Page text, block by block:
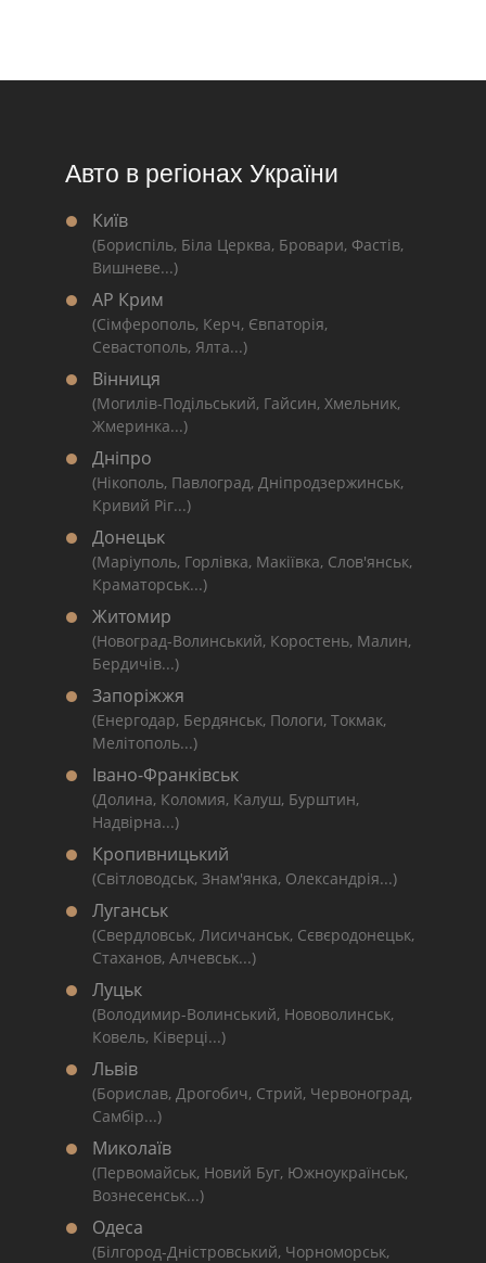
Авто в регіонах України
Київ
(Бориспіль, Біла Церква, Бровари, Фастів,
Вишневе...)
АР Крим
(Сімферополь, Керч, Євпаторія,
Севастополь, Ялта...)
Вінниця
(Могилів-Подільський, Гайсин, Хмельник,
Жмеринка...)
Дніпро
(Нікополь, Павлоград, Дніпродзержинськ,
Кривий Ріг...)
Донецьк
(Маріуполь, Горлівка, Макіївка, Слов'янськ,
Краматорськ...)
Житомир
(Новоград-Волинський, Коростень, Малин,
Бердичів...)
Запоріжжя
(Енергодар, Бердянськ, Пологи, Токмак,
Мелітополь...)
Івано-Франківськ
(Долина, Коломия, Калуш, Бурштин,
Надвірна...)
Кропивницький
(Світловодськ, Знам'янка, Олександрія...)
Луганськ
(Свердловськ, Лисичанськ, Сєвєродонецьк,
Стаханов, Алчевськ...)
Луцьк
(Володимир-Волинський, Нововолинськ,
Ковель, Ківерці...)
Львів
(Борислав, Дрогобич, Стрий, Червоноград,
Самбір...)
Миколаїв
(Первомайськ, Новий Буг, Южноукраїнськ,
Вознесенськ...)
Одеса
(Білгород-Дністровський, Чорноморськ,